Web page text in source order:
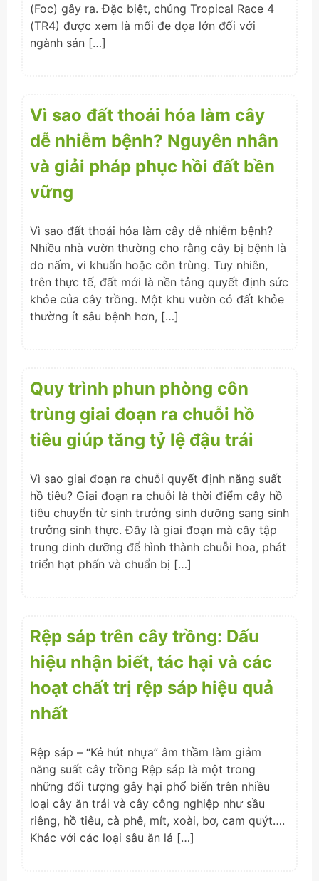
(Foc) gây ra. Đặc biệt, chủng Tropical Race 4
(TR4) được xem là mối đe dọa lớn đối với
ngành sản […]
Vì sao đất thoái hóa làm cây
dễ nhiễm bệnh? Nguyên nhân
và giải pháp phục hồi đất bền
vững
Vì sao đất thoái hóa làm cây dễ nhiễm bệnh?
Nhiều nhà vườn thường cho rằng cây bị bệnh là
do nấm, vi khuẩn hoặc côn trùng. Tuy nhiên,
trên thực tế, đất mới là nền tảng quyết định sức
khỏe của cây trồng. Một khu vườn có đất khỏe
thường ít sâu bệnh hơn, […]
Quy trình phun phòng côn
trùng giai đoạn ra chuỗi hồ
tiêu giúp tăng tỷ lệ đậu trái
Vì sao giai đoạn ra chuỗi quyết định năng suất
hồ tiêu? Giai đoạn ra chuỗi là thời điểm cây hồ
tiêu chuyển từ sinh trưởng sinh dưỡng sang sinh
trưởng sinh thực. Đây là giai đoạn mà cây tập
trung dinh dưỡng để hình thành chuỗi hoa, phát
triển hạt phấn và chuẩn bị […]
Rệp sáp trên cây trồng: Dấu
hiệu nhận biết, tác hại và các
hoạt chất trị rệp sáp hiệu quả
nhất
Rệp sáp – “Kẻ hút nhựa” âm thầm làm giảm
năng suất cây trồng Rệp sáp là một trong
những đối tượng gây hại phổ biến trên nhiều
loại cây ăn trái và cây công nghiệp như sầu
riêng, hồ tiêu, cà phê, mít, xoài, bơ, cam quýt….
Khác với các loại sâu ăn lá […]